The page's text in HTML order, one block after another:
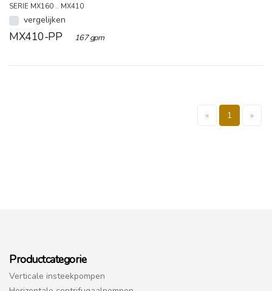
SERIE MX160 .. MX410
vergelijken
MX410-PP 167 gpm
« 1 »
Productcategorie
Verticale insteekpompen